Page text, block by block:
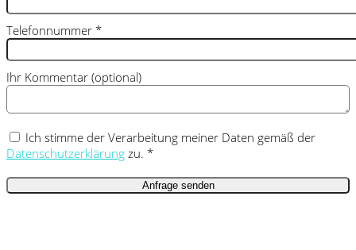
Telefonnummer *
Ihr Kommentar (optional)
Ich stimme der Verarbeitung meiner Daten gemäß der
Datenschutzerklärung zu. *